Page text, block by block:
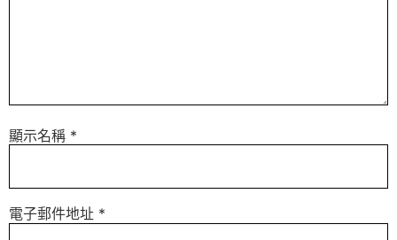
顯示名稱 *
電子郵件地址 *